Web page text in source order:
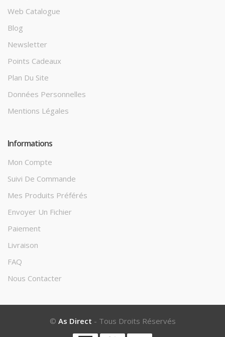
Web Catalogue
Blog
Newsletter
Points Cadeaux
Plan Du Site
Données Personnelles
Mentions Légales
Informations
Mon Compte
Suivi De Commande
Mes Produits Préférés
Envoyer Un Fichier
Paiement
Livraison
FAQ
Nous Contacter
© As Direct - Tous Droits Réservés